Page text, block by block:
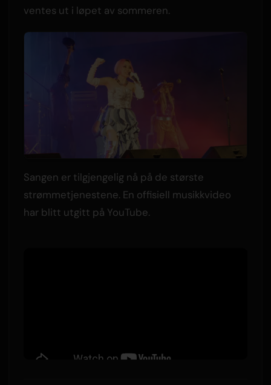
ventes ut i løpet av sommeren.
Sangen er tilgjengelig nå på de største
strømmetjenestene. En offisiell musikkvideo
har blitt utgitt på YouTube.